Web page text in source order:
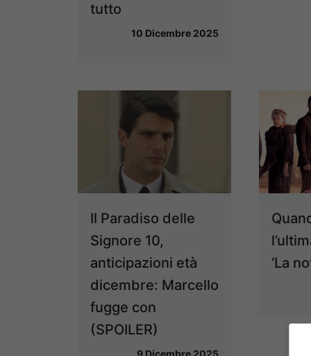
tutto
10 Dicembre 2025
Il Paradiso delle
Signore 10,
anticipazioni età
dicembre: Marcello
fugge con
(SPOILER)
9 Dicembre 2025
‘La